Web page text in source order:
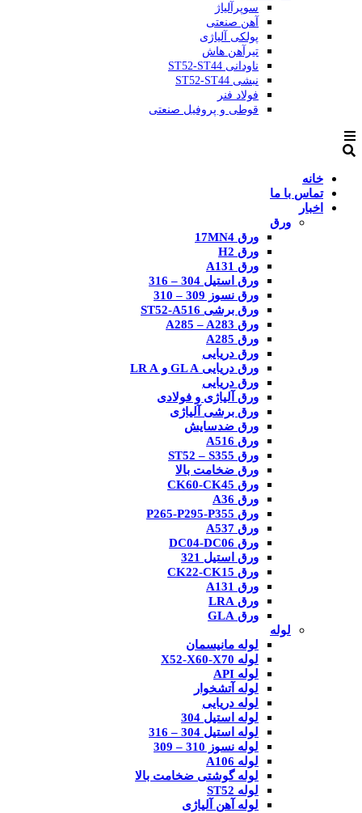
سوپرآلیاژ
آهن صنعتی
پولکی آلیاژی
تیرآهن هاش
ناودانی ST52-ST44
نبشی ST52-ST44
فولاد فنر
قوطی و پروفیل صنعتی
خانه
تماس با ما
اخبار
ورق
ورق 17MN4
ورق H2
ورق A131
ورق استیل 304 – 316
ورق نسوز 309 – 310
ورق برشی ST52-A516
ورق A285 – A283
ورق A285
ورق دریایی
ورق دریایی GL A و LR A
ورق دریایی
ورق آلیاژی و فولادی
ورق برشی آلیاژی
ورق ضدسایش
ورق A516
ورق ST52 – S355
ورق ضخامت بالا
ورق CK60-CK45
ورق A36
ورق P265-P295-P355
ورق A537
ورق DC04-DC06
ورق استیل 321
ورق CK22-CK15
ورق A131
ورق LRA
ورق GLA
لوله
لوله مانیسمان
لوله X52-X60-X70
لوله API
لوله آتشخوار
لوله دریایی
لوله استیل 304
لوله استیل 304 – 316
لوله نسوز 310 – 309
لوله A106
لوله گوشتی ضخامت بالا
لوله ST52
لوله آهن آلیاژی